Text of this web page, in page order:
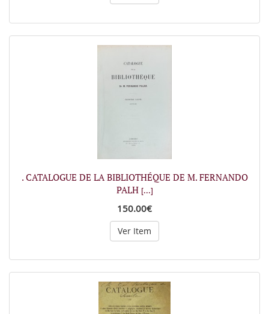
. CATALOGUE DE LA BIBLIOTHÉQUE DE M. FERNANDO
PALH [...]
150.00€
Ver Item